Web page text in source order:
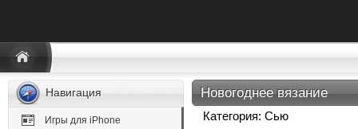
Навигация
Игры для iPhone
Новогоднее вязание
Категория: Сью